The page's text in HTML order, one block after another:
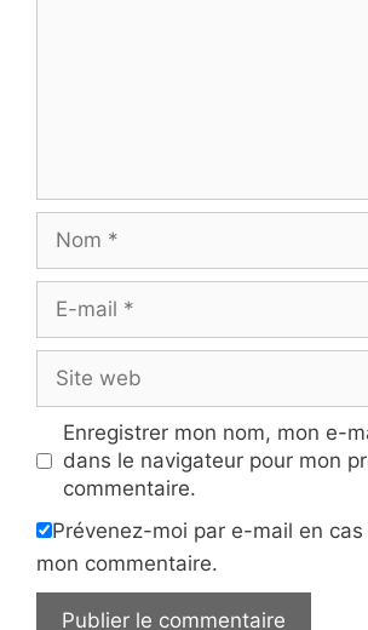
mail
web
Enregistrer mon nom, mon e-
dans le navigateur pour mon
commentaire.
Prévenez-moi par e-mail en
mon commentaire.